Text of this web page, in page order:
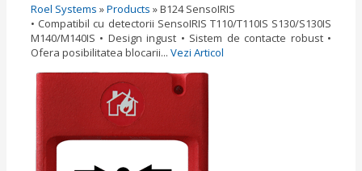
Roel Systems »Products »B124 SensoIRIS
• Compatibil cu detectorii SensoIRIS T110/T110IS S130/S130IS
M140/M140IS • Design ingust • Sistem de contacte robust •
Ofera posibilitatea blocarii... Vezi Articol